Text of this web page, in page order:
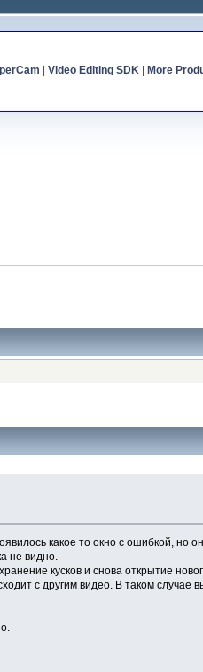
Video Editing SDK| More
какое то окно с ошибкой, но
не видно.
кусков и снова открытие
с другим видео. В таком случае